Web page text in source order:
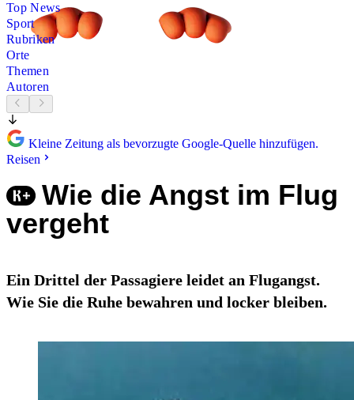
Top News
Sport
Rubriken
Orte
Themen
Autoren
Kleine Zeitung als bevorzugte Google-Quelle hinzufügen.
Reisen
Wie die Angst im Flug
vergeht
Ein Drittel der Passagiere leidet an Flugangst.
Wie Sie die Ruhe bewahren und locker bleiben.